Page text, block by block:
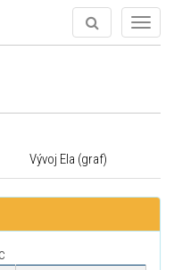
Vývoj Ela (graf)